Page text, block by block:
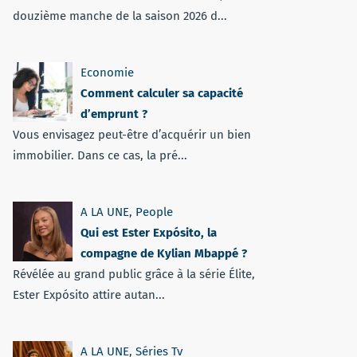
douzième manche de la saison 2026 d...
Economie
Comment calculer sa capacité
d’emprunt ?
Vous envisagez peut-être d’acquérir un bien
immobilier. Dans ce cas, la pré...
A LA UNE, People
Qui est Ester Expósito, la
compagne de Kylian Mbappé ?
Révélée au grand public grâce à la série Élite,
Ester Expósito attire autan...
A LA UNE, Séries Tv